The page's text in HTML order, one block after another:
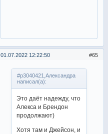
65
01.07.2022 12:22:50
#p3040421,Александра
написал(а):
Это даёт надежду, что
Алекса и Брендон
продолжают)
Хотя там и Джейсон, и